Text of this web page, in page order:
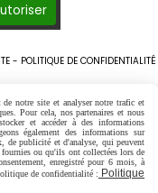
POLITIQUE DE CONFIDENTIALITÉ
notre site et analyser notre trafic et
Pour cela, nos partenaires et nous
et accéder à des informations
également des informations sur
de publicité et d'analyse, qui peuvent
ou qu'ils ont collectées lors de
enregistré pour 6 mois, à
de confidentialité : Politique